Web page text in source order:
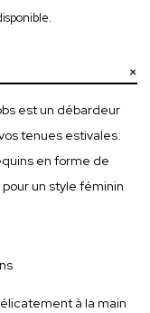
est un débardeur
tenues estivales.
en forme de
un style féminin
à la main